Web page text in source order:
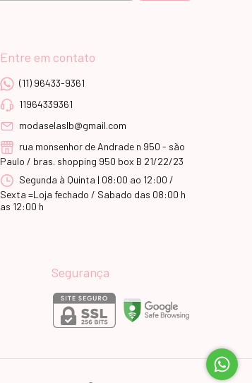
Entre em contato
(11) 96433-9361
11964339361
modaselaslb@gmail.com
rua monsenhor de Andrade n 950 - são
Paulo / bras. shopping 950 box B 21/22/23
Segunda à Quinta | 08:00 ao 12:00 /
Sexta =Loja fechado / Sabado das 08:00 h
as 12:00 h
Segurança